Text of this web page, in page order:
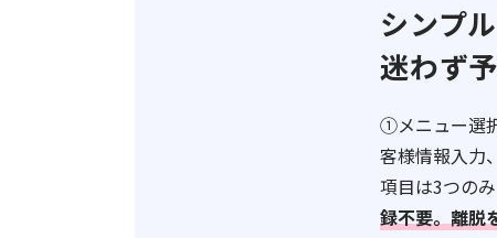
シンプ
迷わず
①メニュー選
客様情報入力
項目は3つの
録不要。離脱